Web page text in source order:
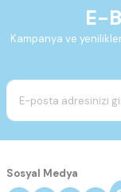
E-
Kampanya ve
Sosyal Medya